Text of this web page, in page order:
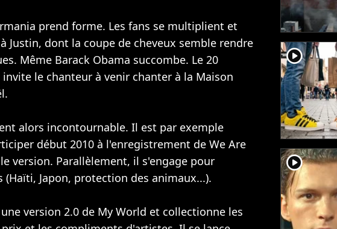
prend forme. Les fans se multiplient et
Justin, dont la coupe de cheveux semble rendre
Même Barack Obama succombe. Le 20
invite le chanteur à venir chanter à la Maison
alors incontournable. Il est par exemple
début 2010 à l'enregistrement de We Are
version. Parallèlement, il s'engage pour
(Haïti, Japon, protection des animaux...).
version 2.0 de My World et collectionne les
player2
player2